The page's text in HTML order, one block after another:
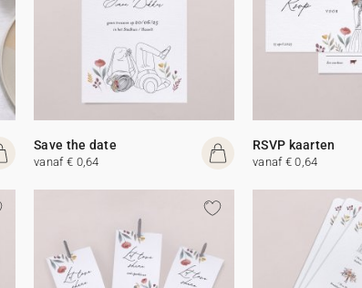
Save the date
vanaf € 0,64
RSVP kaarten
vanaf € 0,64